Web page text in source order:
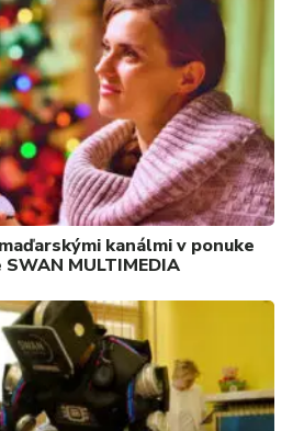
KULTÚRA
FOTKY
VIDEO
MIX
kanálmi v ponuke
MULTIMEDIA